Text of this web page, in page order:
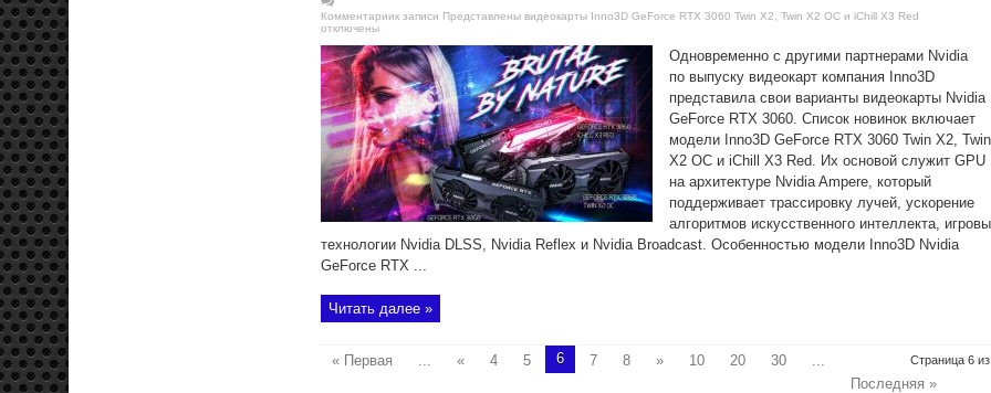
Комментариик записи Представлены видеокарты Inno3D GeForce RTX 3060 Twin X2, Twin X2 OC и iChill X3 Red
отключены
Одновременно с другими партнерами Nvidia
по выпуску видеокарт компания Inno3D
представила свои варианты видеокарты Nvidia
GeForce RTX 3060. Список новинок включает
модели Inno3D GeForce RTX 3060 Twin X2, Twin
X2 OC и iChill X3 Red. Их основой служит GPU
на архитектуре Nvidia Ampere, который
поддерживает трассировку лучей, ускорение
алгоритмов искусственного интеллекта,
технологии Nvidia DLSS, Nvidia Reflex и Nvidia Broadcast. Особенностью модели Inno3D Nvidia
GeForce RTX ...
Читать далее »
Страница 6
« Первая ... « 4 5 6 7 8 » 10 20 30
...
Последняя »